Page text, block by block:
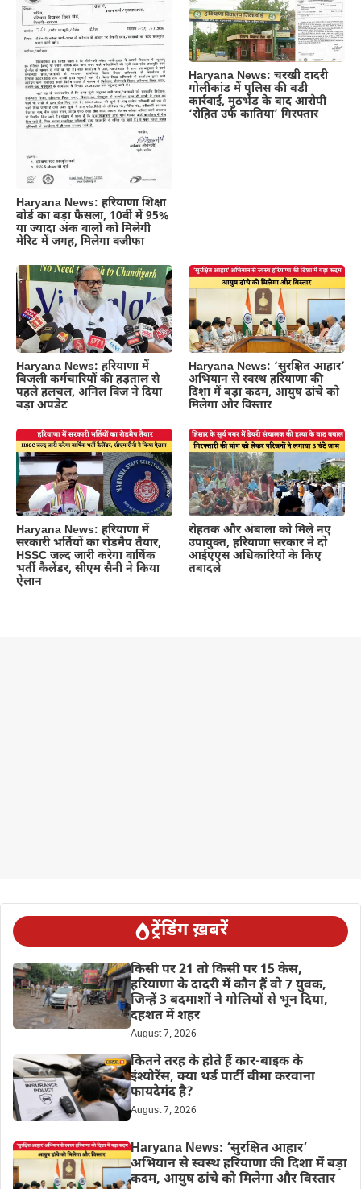
Haryana News: हरियाणा शिक्षा
बोर्ड का बड़ा फैसला, 10वीं में 95%
या ज्यादा अंक वालों को मिलेगी
मेरिट में जगह, मिलेगा वजीफा
Haryana News: चरखी दादरी
गोलीकांड में पुलिस की बड़ी
कार्रवाई, मुठभेड़ के बाद आरोपी
‘रोहित उर्फ कातिया’ गिरफ्तार
Haryana News: हरियाणा में
बिजली कर्मचारियों की हड़ताल से
पहले हलचल, अनिल विज ने दिया
बड़ा अपडेट
Haryana News: ‘सुरक्षित आहार’
अभियान से स्वस्थ हरियाणा की
दिशा में बड़ा कदम, आयुष ढांचे को
मिलेगा और विस्तार
Haryana News: हरियाणा में
सरकारी भर्तियों का रोडमैप तैयार,
HSSC जल्द जारी करेगा वार्षिक
भर्ती कैलेंडर, सीएम सैनी ने किया
ऐलान
रोहतक और अंबाला को मिले नए
उपायुक्त, हरियाणा सरकार ने दो
आईएएस अधिकारियों के किए
तबादले
ट्रेंडिंग ख़बरें
किसी पर 21 तो किसी पर 15 केस,
हरियाणा के दादरी में कौन हैं वो 7 युवक,
जिन्हें 3 बदमाशों ने गोलियों से भून दिया,
दहशत में शहर
August 7, 2026
कितने तरह के होते हैं कार-बाइक के
इंश्योरेंस, क्या थर्ड पार्टी बीमा करवाना
फायदेमंद है?
August 7, 2026
Haryana News: ‘सुरक्षित आहार’
अभियान से स्वस्थ हरियाणा की दिशा में बड़ा
कदम, आयुष ढांचे को मिलेगा और विस्तार